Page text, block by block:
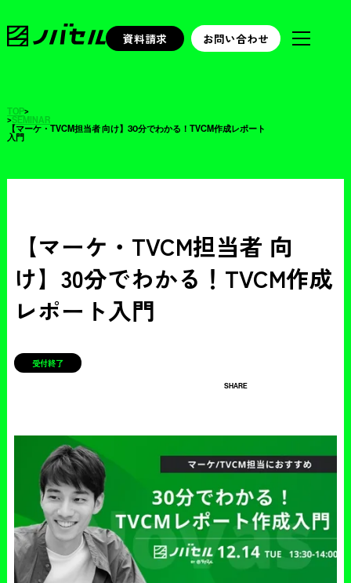
資料請求 お問い合わせ
TOP>
>SEMINAR
【マーケ・TVCM担当者 向け】30分でわかる！TVCM作成レポート
入門
【マーケ・TVCM担当者 向
け】30分でわかる！TVCM作成
レポート入門
受付終了
SHARE